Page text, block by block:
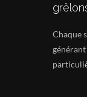
Chaque